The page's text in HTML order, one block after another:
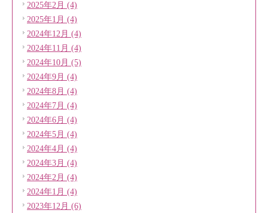
2025年2月 (4)
2025年1月 (4)
2024年12月 (4)
2024年11月 (4)
2024年10月 (5)
2024年9月 (4)
2024年8月 (4)
2024年7月 (4)
2024年6月 (4)
2024年5月 (4)
2024年4月 (4)
2024年3月 (4)
2024年2月 (4)
2024年1月 (4)
2023年12月 (6)